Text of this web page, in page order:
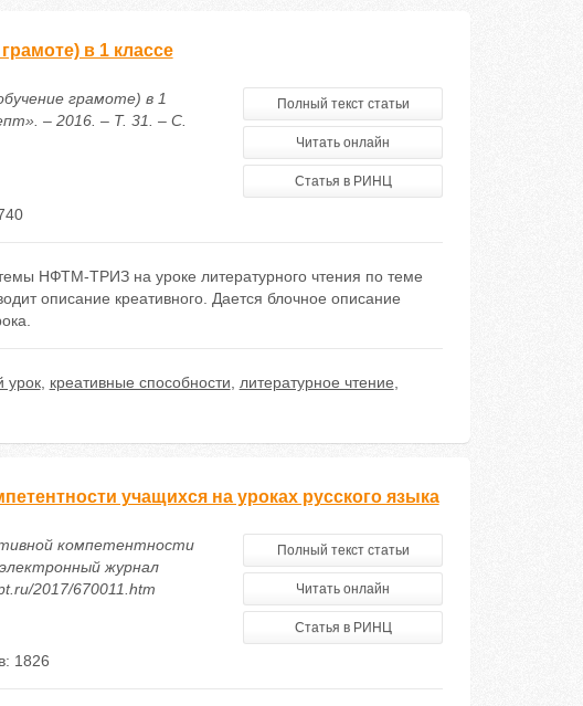
в 1 классе
грамоте) в 1
– 2016. – Т. 31. – С.
Полный текст статьи
Читать онлайн
Статья в РИНЦ
НФТМ-ТРИЗ на уроке литературного чтения по теме
описание креативного. Дается блочное описание
урок, креативные способности литературное чтение
учащихся на уроках русского языка
компетентности
журнал
2017/670011.htm
Полный текст статьи
Читать онлайн
Статья в РИНЦ
1826